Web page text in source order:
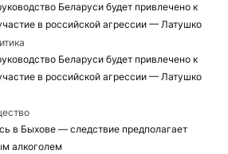
Беларуси будет привлечено к
в российской агрессии — Латушко
Беларуси будет привлечено к
в российской агрессии — Латушко
в Быхове — следствие предполагает
алкоголем